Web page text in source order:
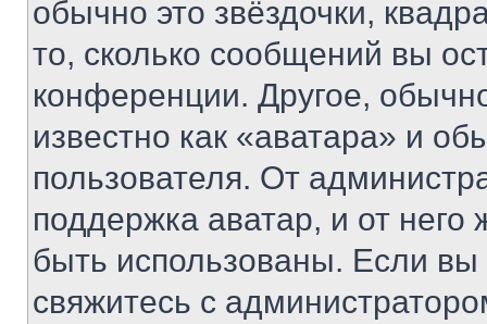
обычно это звёздочки,
то, сколько сообщений вы
конференции. Другое,
известно как «аватара» и
пользователя. От
поддержка аватар, и от него
быть использованы. Если
свяжитесь с